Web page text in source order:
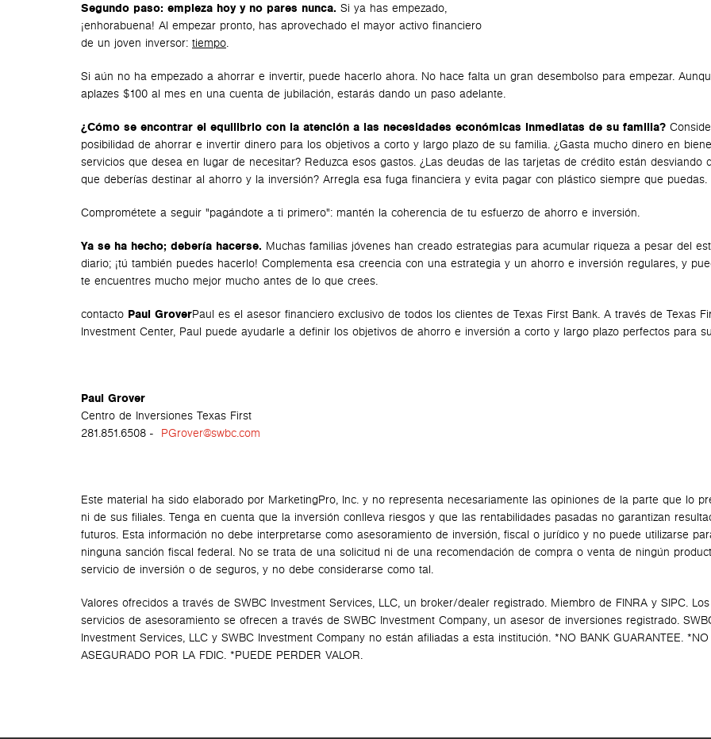
Segundo paso: empieza hoy y no pares nunca. Si ya has empezado,
¡enhorabuena! Al empezar pronto, has aprovechado el mayor activo financiero
de un joven inversor: tiempo.
Si aún no ha empezado a ahorrar e invertir, puede hacerlo ahora. No hace falta un gran desembolso para empezar.
aplazes $100 al mes en una cuenta de jubilación, estarás dando un paso adelante.
¿Cómo se encontrar el equilibrio con la atención a las necesidades económicas inmediatas de su familia?
posibilidad de ahorrar e invertir dinero para los objetivos a corto y largo plazo de su familia. ¿Gasta mucho dinero en
servicios que desea en lugar de necesitar? Reduzca esos gastos. ¿Las deudas de las tarjetas de crédito están desviando
que deberías destinar al ahorro y la inversión? Arregla esa fuga financiera y evita pagar con plástico siempre que puedas.
Comprométete a seguir "pagándote a ti primero": mantén la coherencia de tu esfuerzo de ahorro e inversión.
Ya se ha hecho; debería hacerse. Muchas familias jóvenes han creado estrategias para acumular riqueza a pesar del
diario; ¡tú también puedes hacerlo! Complementa esa creencia con una estrategia y un ahorro e inversión regulares, y
te encuentres mucho mejor mucho antes de lo que crees.
contacto Paul GroverPaul es el asesor financiero exclusivo de todos los clientes de Texas First Bank. A través de Texas
Investment Center, Paul puede ayudarle a definir los objetivos de ahorro e inversión a corto y largo plazo perfectos para
Paul Grover
Centro de Inversiones Texas First
281.851.6508 - PGrover@swbc.com
Este material ha sido elaborado por MarketingPro, Inc. y no representa necesariamente las opiniones de la parte que lo
ni de sus filiales. Tenga en cuenta que la inversión conlleva riesgos y que las rentabilidades pasadas no garantizan
futuros. Esta información no debe interpretarse como asesoramiento de inversión, fiscal o jurídico y no puede utilizarse
ninguna sanción fiscal federal. No se trata de una solicitud ni de una recomendación de compra o venta de ningún
servicio de inversión o de seguros, y no debe considerarse como tal.
Valores ofrecidos a través de SWBC Investment Services, LLC, un broker/dealer registrado. Miembro de FINRA y SIPC. Los
servicios de asesoramiento se ofrecen a través de SWBC Investment Company, un asesor de inversiones registrado.
Investment Services, LLC y SWBC Investment Company no están afiliadas a esta institución. *NO BANK GUARANTEE. *NO
ASEGURADO POR LA FDIC. *PUEDE PERDER VALOR.